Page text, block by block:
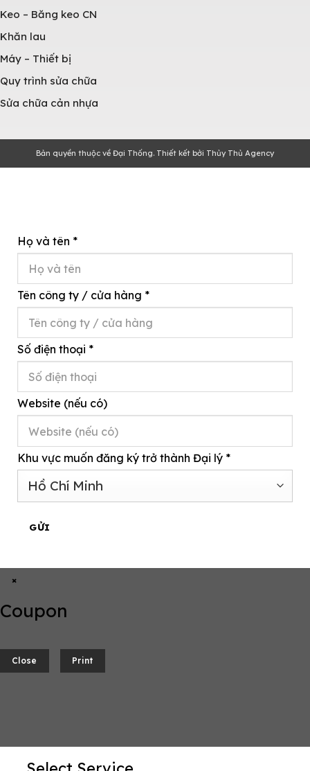
Keo – Băng keo CN
Khăn lau
Máy – Thiết bị
Quy trình sửa chữa
Sửa chữa cản nhựa
Bản quyền thuộc về Đại Thống. Thiết kết bởi Thủy Thủ Agency
Họ và tên *
Tên công ty / cửa hàng *
Số điện thoại *
Website (nếu có)
Khu vực muốn đăng ký trở thành Đại lý *
GỬI
×
Coupon
Close Print